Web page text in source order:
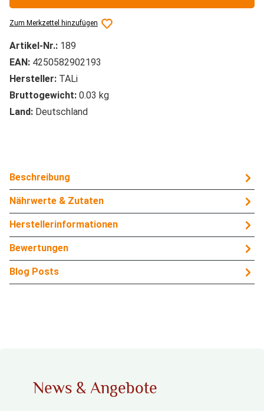
Zum Merkzettel hinzufügen
Artikel-Nr.: 189
EAN: 4250582902193
Hersteller: TALi
Bruttogewicht: 0.03 kg
Land: Deutschland
Beschreibung
Nährwerte & Zutaten
Herstellerinformationen
Bewertungen
Blog Posts
News & Angebote